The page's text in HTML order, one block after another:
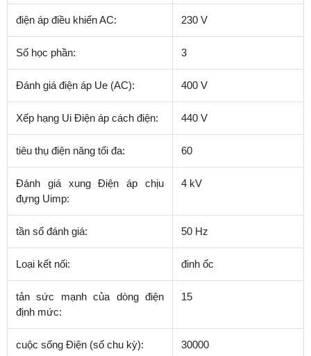
điện áp điều khiển AC: 230 V
Số học phần: 3
Đánh giá điện áp Ue (AC): 400 V
Xếp hạng Ui Điện áp cách điện: 440 V
tiêu thụ điện năng tối đa: 60
Đánh giá xung Điện áp chịu
đựng Uimp:
4 kV
tần số đánh giá: 50 Hz
Loại kết nối: đinh ốc
tản sức mạnh của dòng điện
định mức:
15
cuộc sống Điện (số chu kỳ): 30000